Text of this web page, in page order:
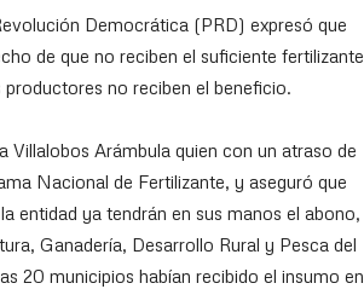
Democrática (PRD) expresó que
de que no reciben el suficiente fertilizante
no reciben el beneficio.
Arámbula quien con un atraso de
Nacional de Fertilizante, y aseguró que
entidad ya tendrán en sus manos el abono,
Ganadería, Desarrollo Rural y Pesca del
20 municipios habían recibido el insumo en